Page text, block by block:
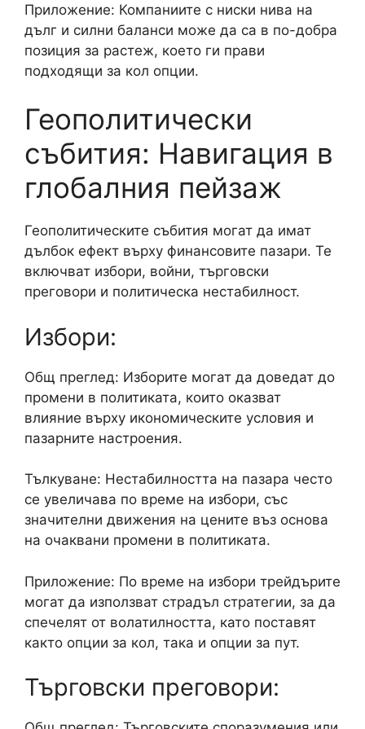
Приложение: Компаниите с ниски нива на
дълг и силни баланси може да са в по-добра
позиция за растеж, което ги прави
подходящи за кол опции.
Геополитически
събития: Навигация в
глобалния пейзаж
Геополитическите събития могат да имат
дълбок ефект върху финансовите пазари. Те
включват избори, войни, търговски
преговори и политическа нестабилност.
Избори:
Общ преглед: Изборите могат да доведат до
промени в политиката, които оказват
влияние върху икономическите условия и
пазарните настроения.
Тълкуване: Нестабилността на пазара често
се увеличава по време на избори, със
значителни движения на цените въз основа
на очаквани промени в политиката.
Приложение: По време на избори трейдърите
могат да използват страдъл стратегии, за да
спечелят от волатилността, като поставят
както опции за кол, така и опции за пут.
Търговски преговори: